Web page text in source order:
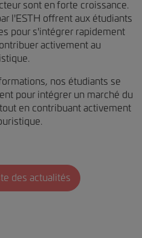
sont en forte croissance.
l'ESTH offrent aux étudiants
pour s'intégrer rapidement
activement au
nos étudiants se
pour intégrer un marché du
en contribuant activement
des actualités